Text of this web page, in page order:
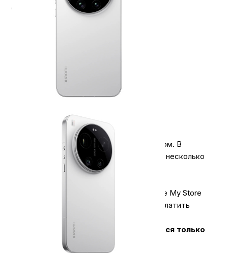
Оплата Доставка
Оплачивайте покупки удобным способом. В
интернет-магазине My Store доступно несколько
вариантов оплаты:
При покупке в магазине My Store
или доставке курьером, вы можете оплатить
Оплата за технику Apple принимается только
наличными.